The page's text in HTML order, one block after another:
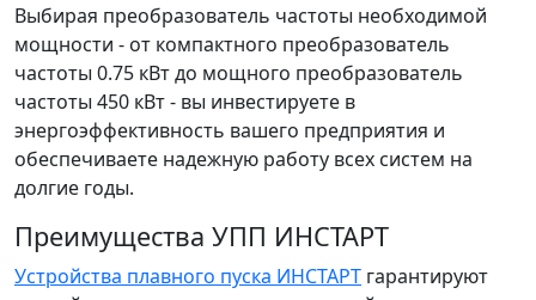
Выбирая преобразователь частоты необходимой
мощности - от компактного преобразователь
частоты 0.75 кВт до мощного преобразователь
частоты 450 кВт - вы инвестируете в
энергоэффективность вашего предприятия и
обеспечиваете надежную работу всех систем на
долгие годы.
Преимущества УПП ИНСТАРТ
Устройства плавного пуска ИНСТАРТ гарантируют